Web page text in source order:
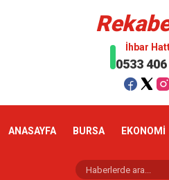
İhbar
0533
ANASAYFA BURSA EKONOMİ